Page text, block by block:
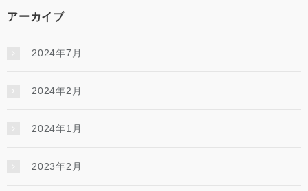
アーカイブ
2024年7月
2024年2月
2024年1月
2023年2月